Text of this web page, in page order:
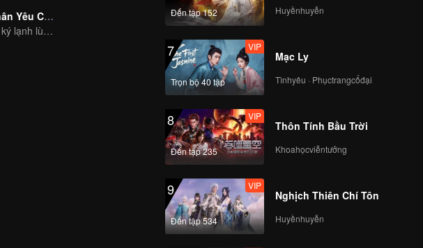
Thư Ký Thân Yêu Của Tôi
Chàng thư ký lạnh lùng bắt vía sếp nữ xinh đẹp
Đến tập 152 Huyềnhuyễn
7
Trọn bộ 40 tập
VIP
Mạc Ly
Tìnhyêu · Phụctrangcổđại
8
Đến tập 235
VIP
Thôn Tính Bầu Trời
Khoahọcviễntưởng
9
Đến tập 534
VIP
Nghịch Thiên Chí Tôn
Huyềnhuyễn